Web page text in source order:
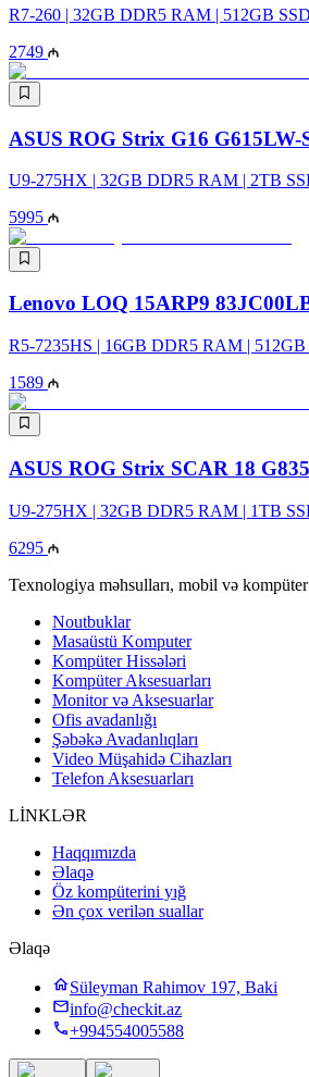
R7-260 | 32GB DDR5 RAM | 512GB
2749
ASUS ROG Strix G16
U9-275HX | 32GB DDR5 RAM | 2TB
5995
Lenovo LOQ 15ARP9
R5-7235HS | 16GB DDR5 RAM |
1589
ASUS ROG Strix SCAR 18
U9-275HX | 32GB DDR5 RAM | 1TB
6295
Texnologiya məhsulları, mobil və kompüter
Noutbuklar
Masaüstü Komputer
Kompüter Hissələri
Kompüter Aksesuarları
Monitor və Aksesuarlar
Ofis avadanlığı
Şəbəkə Avadanlıqları
Video Müşahidə Cihazları
Telefon Aksesuarları
LİNKLƏR
Haqqımızda
Əlaqə
Öz kompüterini yığ
Ən çox verilən suallar
Əlaqə
Süleyman Rahimov 197, Baki
info@checkit.az
+994554005588